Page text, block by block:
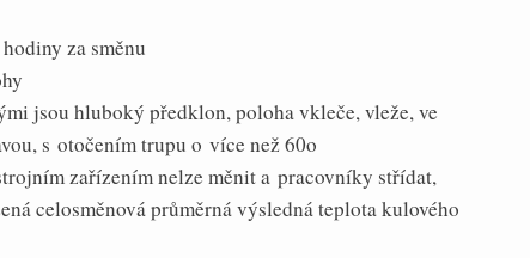
za směnu
jsou hluboký předklon, poloha vkleče, vleže, ve
s otočením trupu o více než 60o
zařízením nelze měnit a pracovníky střídat,
celosměnová průměrná výsledná teplota kulového